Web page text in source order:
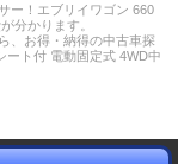
ー！エブリイワゴン 660
分かります。
、お得・納得の中古車探
ート付 電動固定式 4WD中